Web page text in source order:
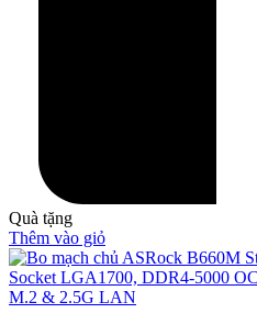
Quà tặng
Thêm vào giỏ